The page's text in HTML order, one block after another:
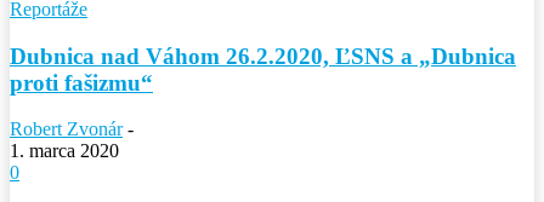
Reportáže
Dubnica nad Váhom 26.2.2020, ĽSNS a „Dubnica
proti fašizmu“
Robert Zvonár -
1. marca 2020
0